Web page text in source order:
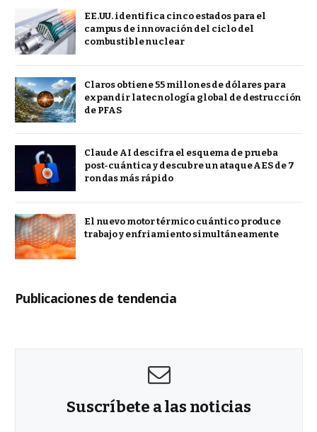
EE.UU. identifica cinco estados para el
campus de innovación del ciclo del
combustible nuclear
Claros obtiene 55 millones de dólares para
expandir la tecnología global de destrucción
de PFAS
Claude AI descifra el esquema de prueba
post-cuántica y descubre un ataque AES de 7
rondas más rápido
El nuevo motor térmico cuántico produce
trabajo y enfriamiento simultáneamente
Publicaciones de tendencia
Suscríbete a las noticias